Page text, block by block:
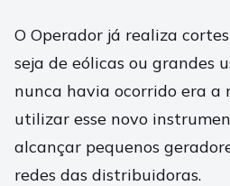
O Operador já realiza
seja de eólicas ou grandes
nunca havia ocorrido era a
utilizar esse novo
alcançar pequenos
redes das distribuidoras.